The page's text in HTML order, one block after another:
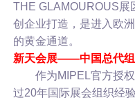
THE GLAMOUROUS展
创企业打造，是进入欧
的黄金通道。
新天会展——中国总代
作为MIPEL官方授权
过20年国际展会组织经